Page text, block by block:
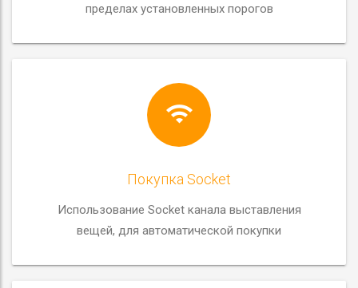
пределах установленных порогов
Покупка Socket
Использование Socket канала выставления
вещей, для автоматической покупки